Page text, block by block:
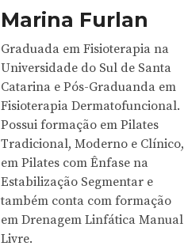
Marina Furlan
Graduada em Fisioterapia na
Universidade do Sul de Santa
Catarina e Pós-Graduanda em
Fisioterapia Dermatofuncional.
Possui formação em Pilates
Tradicional, Moderno e Clínico,
em Pilates com Ênfase na
Estabilização Segmentar e
também conta com formação
em Drenagem Linfática Manual
Livre.